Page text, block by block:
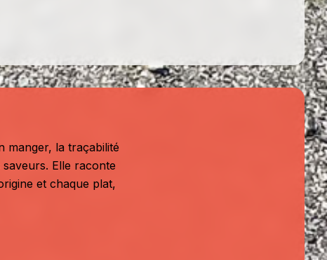
manger, la traçabilité
Elle raconte
et chaque plat,